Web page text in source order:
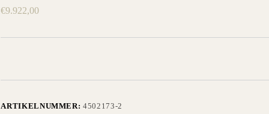
€9.922,00
ARTIKELNUMMER:4502173-2